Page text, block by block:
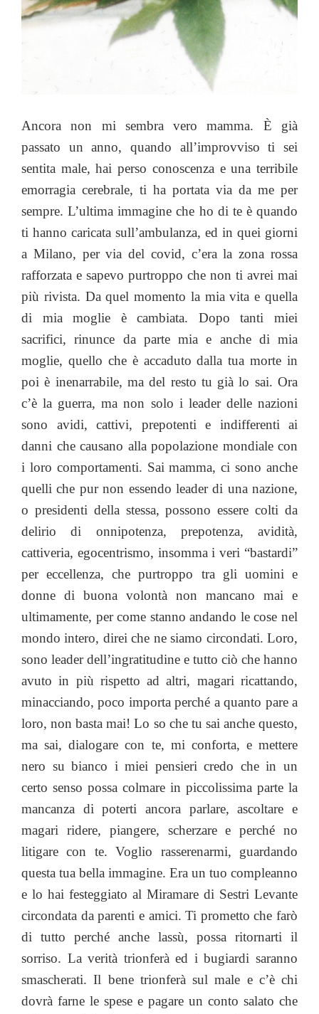
Ancora non mi sembra vero mamma. È già
passato un anno, quando all’improvviso ti sei
sentita male, hai perso conoscenza e una terribile
emorragia cerebrale, ti ha portata via da me per
sempre. L’ultima immagine che ho di te è quando
ti hanno caricata sull’ambulanza, ed in quei giorni
a Milano, per via del covid, c’era la zona rossa
rafforzata e sapevo purtroppo che non ti avrei mai
più rivista. Da quel momento la mia vita e quella
di mia moglie è cambiata. Dopo tanti miei
sacrifici, rinunce da parte mia e anche di mia
moglie, quello che è accaduto dalla tua morte in
poi è inenarrabile, ma del resto tu già lo sai. Ora
c’è la guerra, ma non solo i leader delle nazioni
sono avidi, cattivi, prepotenti e indifferenti ai
danni che causano alla popolazione mondiale con
i loro comportamenti. Sai mamma, ci sono anche
quelli che pur non essendo leader di una nazione,
o presidenti della stessa, possono essere colti da
delirio di onnipotenza, prepotenza, avidità,
cattiveria, egocentrismo, insomma i veri “bastardi”
per eccellenza, che purtroppo tra gli uomini e
donne di buona volontà non mancano mai e
ultimamente, per come stanno andando le cose nel
mondo intero, direi che ne siamo circondati. Loro,
sono leader dell’ingratitudine e tutto ciò che hanno
avuto in più rispetto ad altri, magari ricattando,
minacciando, poco importa perché a quanto pare a
loro, non basta mai! Lo so che tu sai anche questo,
ma sai, dialogare con te, mi conforta, e mettere
nero su bianco i miei pensieri credo che in un
certo senso possa colmare in piccolissima parte la
mancanza di poterti ancora parlare, ascoltare e
magari ridere, piangere, scherzare e perché no
litigare con te. Voglio rasserenarmi, guardando
questa tua bella immagine. Era un tuo compleanno
e lo hai festeggiato al Miramare di Sestri Levante
circondata da parenti e amici. Ti prometto che farò
di tutto perché anche lassù, possa ritornarti il
sorriso. La verità trionferà ed i bugiardi saranno
smascherati. Il bene trionferà sul male e c’è chi
dovrà farne le spese e pagare un conto salato che